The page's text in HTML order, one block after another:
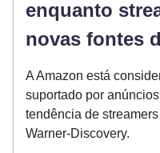
enquanto
novas fontes
A Amazon está
suportado por
tendência de
Warner-Discovery.